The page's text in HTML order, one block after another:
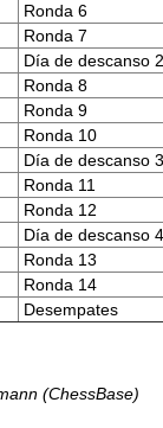
Ronda 6
Ronda 7
Día de descanso 2
Ronda 8
Ronda 9
Ronda 10
Día de descanso 3
Ronda 11
Ronda 12
Día de descanso 4
Ronda 13
Ronda 14
Desempates
(ChessBase)